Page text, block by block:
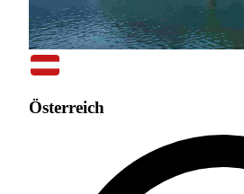
Österreich